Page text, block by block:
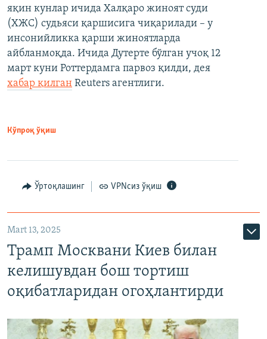
яқин кунлар ичида Халқаро жиноят суди
(ХЖС) судьяси қаршисига чиқарилади – у
инсонийликка қарши жиноятларда
айбланмоқда. Ичида Дутерте бўлган учоқ 12
март куни Роттердамга парвоз қилди, дея
хабар қилган Reuters агентлиги.
Кўпроқ ўқиш
Ўртоқлашинг VPNсиз ўқиш
Mart 13, 2025
Трамп Москвани Киев билан
келишувдан бош тортиш
оқибатларидан огоҳлантирди